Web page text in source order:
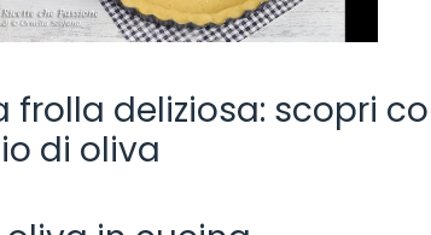
frolla deliziosa: scopri
di oliva